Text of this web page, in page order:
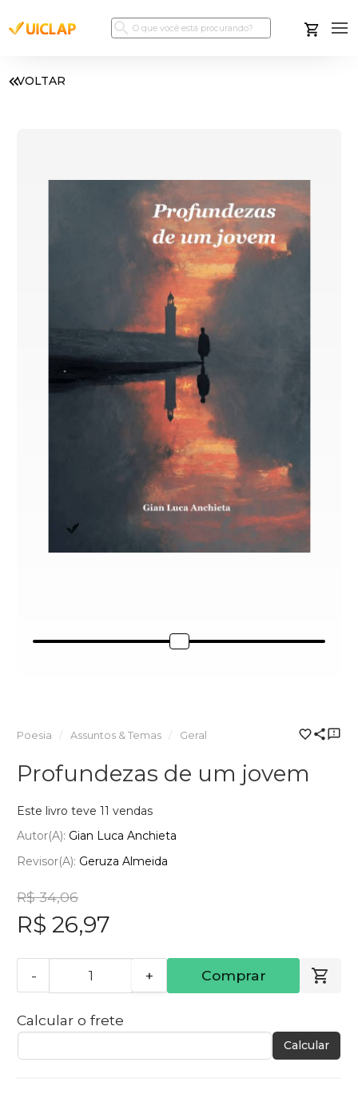
VOLTAR
Poesia Assuntos & Temas Geral
Profundezas de um jovem
Este livro teve 11 vendas
Autor(a): Gian Luca Anchieta
Revisor(a): Geruza Almeida
R$ 34,06
R$ 26,97
- + Comprar
Calcular o frete
Calcular